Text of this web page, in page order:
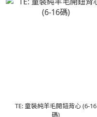
TE: 童裝純羊毛開鈕背心 (6-16
碼)